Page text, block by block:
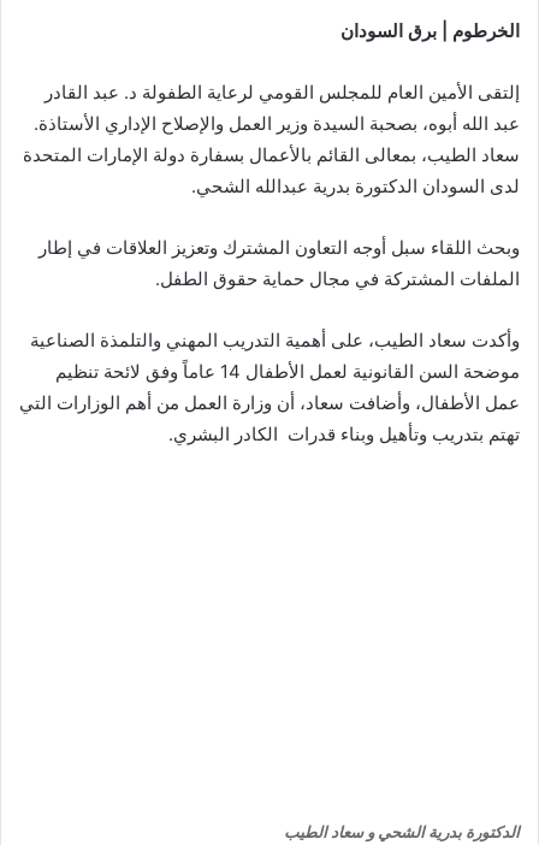
الخرطوم | برق السودان
إلتقى الأمين العام للمجلس القومي لرعاية الطفولة د. عبد القادر
عبد الله أبوه، بصحبة السيدة وزير العمل والإصلاح الإداري الأستاذة.
سعاد الطيب، بمعالى القائم بالأعمال بسفارة دولة الإمارات المتحدة
لدى السودان الدكتورة بدرية عبدالله الشحي.
وبحث اللقاء سبل أوجه التعاون المشترك وتعزيز العلاقات في إطار
الملفات المشتركة في مجال حماية حقوق الطفل.
وأكدت سعاد الطيب، على أهمية التدريب المهني والتلمذة الصناعية
موضحة السن القانونية لعمل الأطفال 14 عاماً وفق لائحة تنظيم
عمل الأطفال، وأضافت سعاد، أن وزارة العمل من أهم الوزارات التي
تهتم بتدريب وتأهيل وبناء قدرات الكادر البشري.
الدكتورة بدرية الشحي و سعاد الطيب